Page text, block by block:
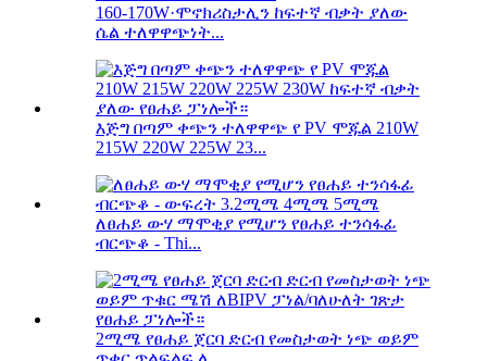
160-170W·ሞኖክሪስታሊን ከፍተኛ ብቃት ያለው
ሴል ተለዋዋጭነት...
እጅግ በጣም ቀጭን ተለዋዋጭ የ PV ሞጁል 210W
215W 220W 225W 23...
ለፀሐይ ውሃ ማሞቂያ የሚሆን የፀሐይ ተንሳፋፊ
ብርጭቆ - Thi...
2ሚሜ የፀሐይ ጀርባ ድርብ የመስታወት ነጭ ወይም